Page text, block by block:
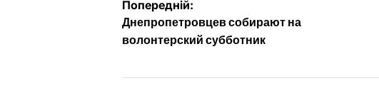
Навігація
записів
Попередній:
Днепропетровцев собирают на
волонтерский субботник